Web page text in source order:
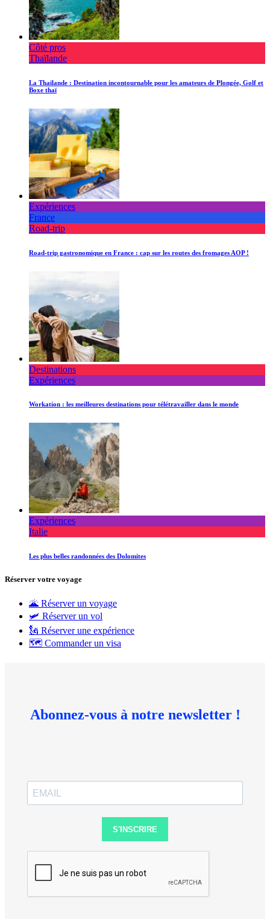
Côté pros
Thaïlande
La Thaïlande : Destination incontournable pour les amateurs de Plongée, Golf et
Boxe thaï
Expériences
France
Road-trip
Road-trip gastronomique en France : cap sur les routes des fromages AOP !
Destinations
Expériences
Workation : les meilleures destinations pour télétravailler dans le monde
Expériences
Italie
Les plus belles randonnées des Dolomites
Réserver votre voyage
🌋 Réserver un voyage
🛩 Réserver un vol
🗽 Réserver une expérience
🗺 Commander un visa
Abonnez-vous à notre newsletter !
S'INSCRIRE